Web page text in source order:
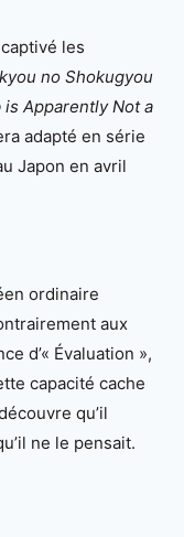
les
no Shokugyou
Apparently Not a
adapté en série
Japon en avril
ordinaire
aux
d’« Évaluation »,
capacité cache
qu’il
ne le pensait.